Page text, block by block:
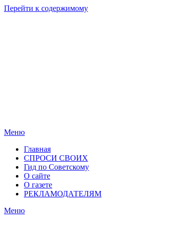
Перейти к содержимому
Меню
Главная
СПРОСИ СВОИХ
Гид по Советскому
О сайте
О газете
РЕКЛАМОДАТЕЛЯМ
Меню